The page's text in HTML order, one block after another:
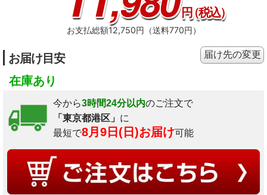
円（税込）
お支払総額12,750円（送料770円）
お届け目安
在庫あり
今から3時間24分以内のご注文で
「東京都港区」 に
最短で8月9日(日)お届け可能
届け先の変更